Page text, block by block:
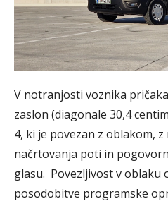
V notranjosti voznika
zaslon (diagonale 30,4
4, ki je povezan z oblakom,
načrtovanja poti in
glasu. Povezljivost v oblaku
posodobitve programske